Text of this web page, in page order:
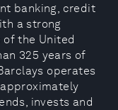
banking, credit
a strong
the United
325 years of
operates
invests and